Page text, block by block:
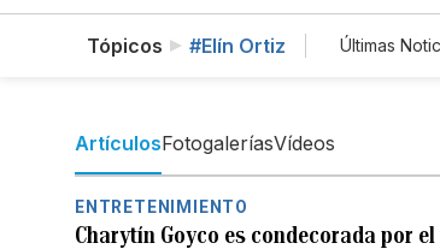
Tópicos #Elín Ortiz Últimas
ArtículosFotogaleríasVídeos
ENTRETENIMIENTO
Charytín Goyco es condecorada por